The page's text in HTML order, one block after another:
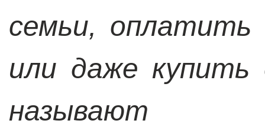
семьи, оплатить
или даже купить
называют